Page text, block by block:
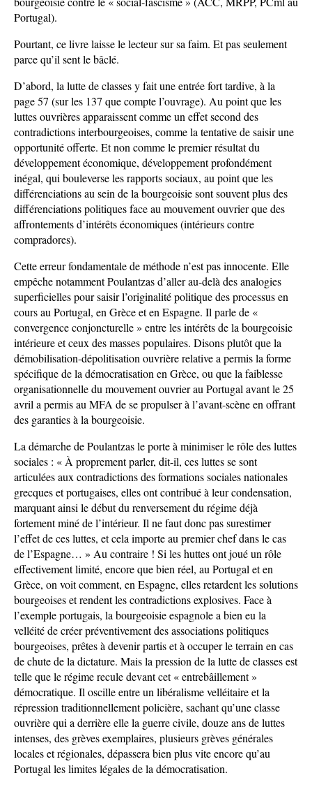
Portugal).
Pourtant, ce livre laisse le lecteur sur sa faim. Et pas seulement
parce qu’il sent le bâclé.
D’abord, la lutte de classes y fait une entrée fort tardive, à la
page 57 (sur les 137 que compte l’ouvrage). Au point que les
luttes ouvrières apparaissent comme un effet second des
contradictions interbourgeoises, comme la tentative de saisir une
opportunité offerte. Et non comme le premier résultat du
développement économique, développement profondément
inégal, qui bouleverse les rapports sociaux, au point que les
différenciations au sein de la bourgeoisie sont souvent plus des
différenciations politiques face au mouvement ouvrier que des
affrontements d’intérêts économiques (intérieurs contre
compradores).
Cette erreur fondamentale de méthode n’est pas innocente. Elle
empêche notamment Poulantzas d’aller au-delà des analogies
superficielles pour saisir l’originalité politique des processus en
cours au Portugal, en Grèce et en Espagne. Il parle de «
convergence conjoncturelle » entre les intérêts de la bourgeoisie
intérieure et ceux des masses populaires. Disons plutôt que la
démobilisation-dépolitisation ouvrière relative a permis la forme
spécifique de la démocratisation en Grèce, ou que la faiblesse
organisationnelle du mouvement ouvrier au Portugal avant le 25
avril a permis au MFA de se propulser à l’avant-scène en offrant
des garanties à la bourgeoisie.
La démarche de Poulantzas le porte à minimiser le rôle des luttes
sociales : « À proprement parler, dit-il, ces luttes se sont
articulées aux contradictions des formations sociales nationales
grecques et portugaises, elles ont contribué à leur condensation,
marquant ainsi le début du renversement du régime déjà
fortement miné de l’intérieur. Il ne faut donc pas surestimer
l’effet de ces luttes, et cela importe au premier chef dans le cas
de l’Espagne… » Au contraire ! Si les huttes ont joué un rôle
effectivement limité, encore que bien réel, au Portugal et en
Grèce, on voit comment, en Espagne, elles retardent les solutions
bourgeoises et rendent les contradictions explosives. Face à
l’exemple portugais, la bourgeoisie espagnole a bien eu la
velléité de créer préventivement des associations politiques
bourgeoises, prêtes à devenir partis et à occuper le terrain en cas
de chute de la dictature. Mais la pression de la lutte de classes est
telle que le régime recule devant cet « entrebâillement »
démocratique. Il oscille entre un libéralisme velléitaire et la
répression traditionnellement policière, sachant qu’une classe
ouvrière qui a derrière elle la guerre civile, douze ans de luttes
intenses, des grèves exemplaires, plusieurs grèves générales
locales et régionales, dépassera bien plus vite encore qu’au
Portugal les limites légales de la démocratisation.